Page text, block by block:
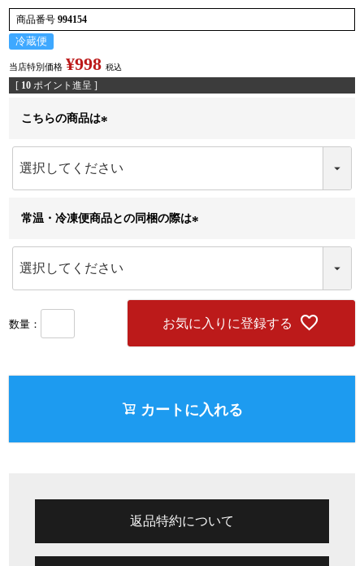
商品番号 994154
冷蔵便
当店特別価格 ¥998 税込
[ 10 ポイント進呈 ]
こちらの商品は
須
)
常温・冷凍便商品との同梱の際は
)
お気に入りに登録する
カートに入れる
返品特約について